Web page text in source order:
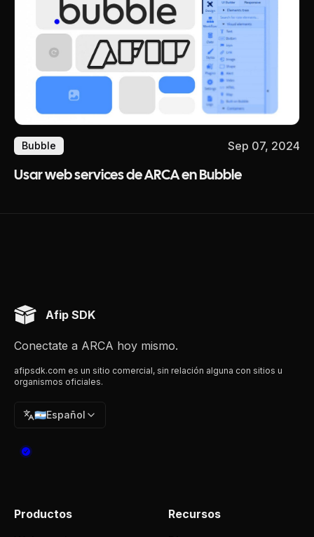
Bubble Sep 07, 2024
Usar web services de ARCA en Bubble
Afip SDK
Conectate a ARCA hoy mismo.
afipsdk.com es un sitio comercial, sin relación alguna con sitios u
organismos oficiales.
🇦🇷Español
Productos
Recursos